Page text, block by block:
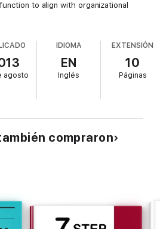
to align with organizational
agosto
IDIOMA
EN
Inglés
EXTENSIÓN
10
Páginas
compraron